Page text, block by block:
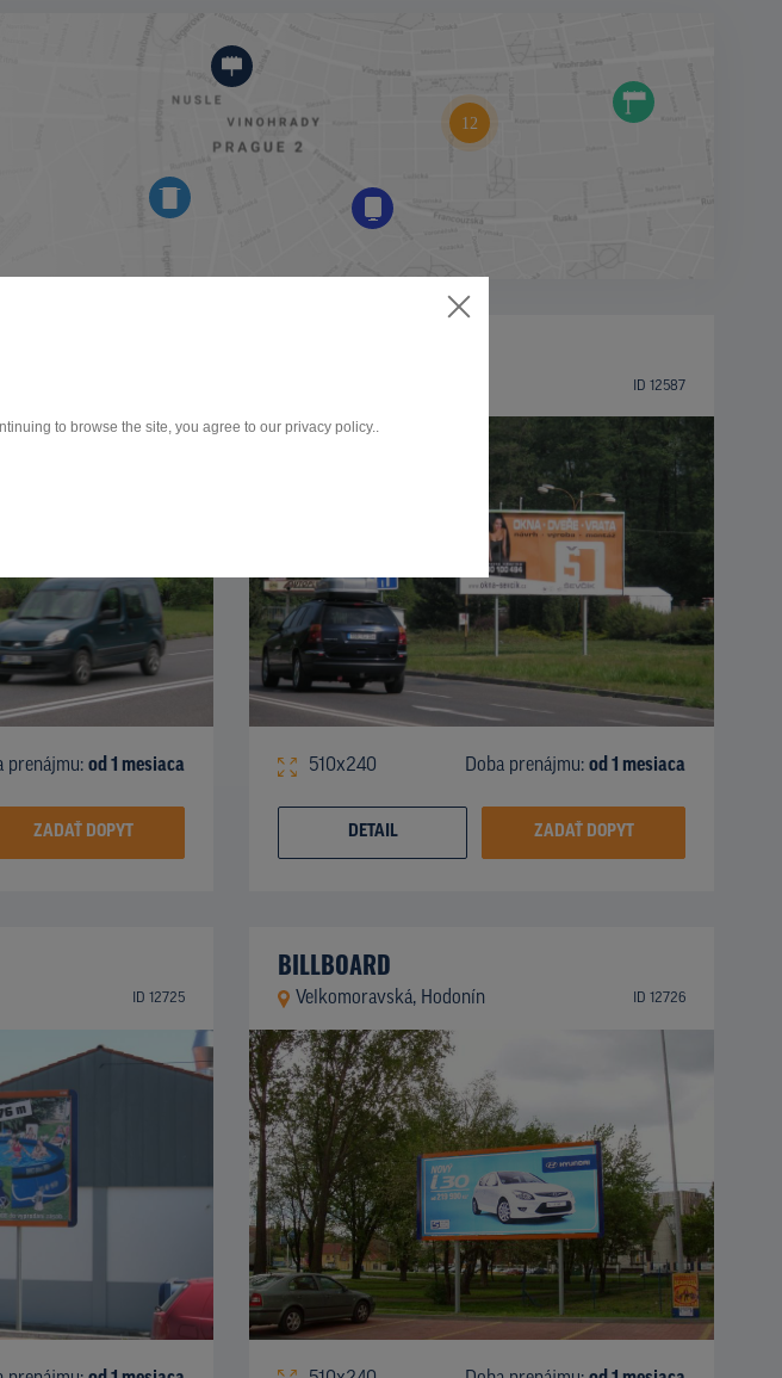
to browse the site, you agree to our privacy policy..
prenájmu: od 1 mesiaca
ZADAŤ DOPYT
ID 12587
510x240 Doba prenájmu: od 1 mesiaca
DETAIL ZADAŤ DOPYT
ID 12725
BILLBOARD
Velkomoravská, Hodonín ID 12726